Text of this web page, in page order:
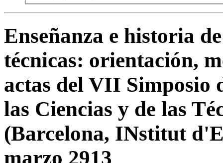
Enseñanza e historia
técnicas: orientación,
actas del VII Simposio
las Ciencias y de las
(Barcelona, INstitut
marzo 2913